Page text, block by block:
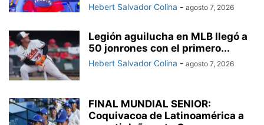
Hebert Salvador Colina - agosto 7, 2026
Legión aguilucha en MLB llegó a
50 jonrones con el primero...
Hebert Salvador Colina - agosto 7, 2026
FINAL MUNDIAL SENIOR:
Coquivacoa de Latinoamérica a